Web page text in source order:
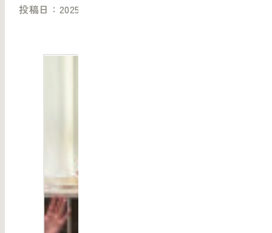
投稿日：2025/09/29（月）